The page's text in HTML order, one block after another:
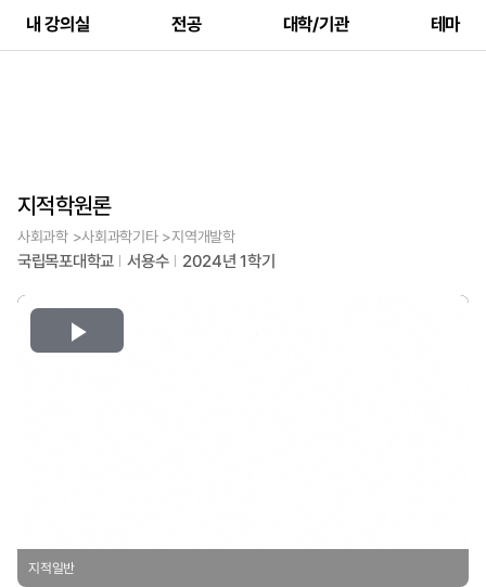
내 강의실 전공 대학/기관 테마
지적학원론
사회과학 >사회과학기타 >지역개발학
국립목포대학교 서용수 2024년 1학기
Play
지적일반